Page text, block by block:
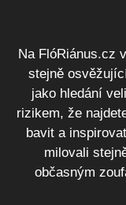
Na FlóRiánus.cz
stejně
jako hledání
rizikem, že
bavit a
milovali
občasným